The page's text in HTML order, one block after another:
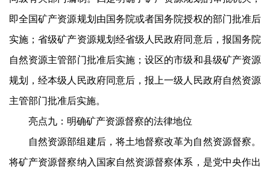
即全国矿产资源规划由国务院或者国务院授权的部门批准后
实施；省级矿产资源规划经省级人民政府同意后，报国务院
自然资源主管部门批准后实施；设区的市级和县级矿产资源
规划，经本级人民政府同意后，报上一级人民政府自然资源
主管部门批准后实施。
亮点九：明确矿产资源督察的法律地位
自然资源部组建后，将土地督察改革为自然资源督察。
将矿产资源督察纳入国家自然资源督察体系，是党中央作出